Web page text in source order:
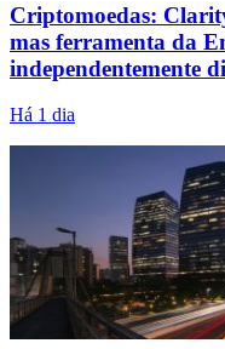
Criptomoedas:
mas ferramenta da
independentemente
Há 1 dia